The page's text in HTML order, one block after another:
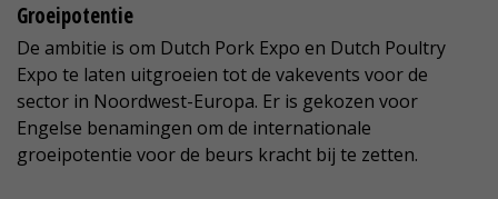
Groeipotentie
De ambitie is om Dutch Pork Expo en Dutch Poultry
Expo te laten uitgroeien tot de vakevents voor de
sector in Noordwest-Europa. Er is gekozen voor
Engelse benamingen om de internationale
groeipotentie voor de beurs kracht bij te zetten.